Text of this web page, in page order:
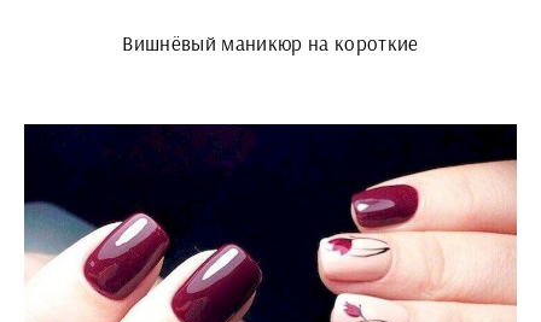
Вишнёвый маникюр на короткие